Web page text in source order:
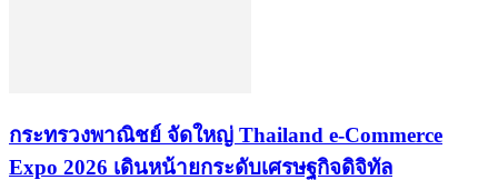
กระทรวงพาณิชย์ จัดใหญ่ Thailand e-Commerce
Expo 2026 เดินหน้ายกระดับเศรษฐกิจดิจิทัล